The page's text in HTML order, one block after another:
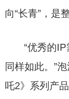
向“长青”，是
“优秀的
同样如此。”
吒2》系列产